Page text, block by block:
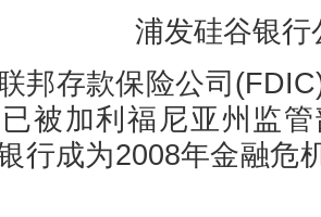
浦发硅谷银行
存款保险公司
被加利福尼亚州监
行成为2008年金融危